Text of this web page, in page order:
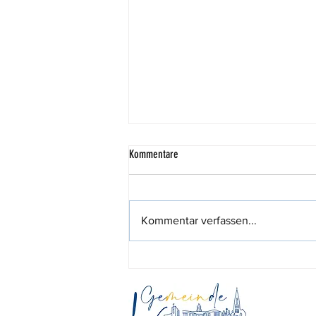
444,44 Euro für den guten Zweck
Kommentare
Kommentar verfassen...